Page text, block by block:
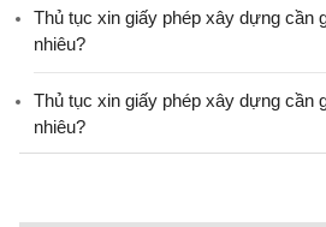
Thủ tục xin giấy phép xây dựng cần
nhiêu?
Thủ tục xin giấy phép xây dựng cần
nhiêu?